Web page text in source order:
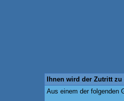
Ihnen wird der Zutritt
Aus einem der folgenden